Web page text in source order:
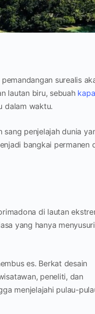
surealis
lautan biru, sebuah
dalam waktu.
sang penjelajah dunia
bangkai permanen
di lautan
yang hanya menyusuri
es. Berkat desain
peneliti, dan
menjelajahi pulau-